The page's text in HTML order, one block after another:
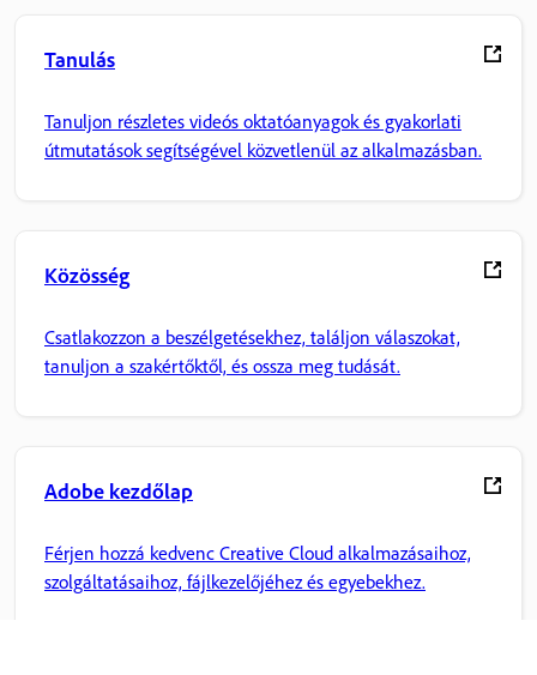
Tanulás
Tanuljon részletes videós oktatóanyagok és gyakorlati
útmutatások segítségével közvetlenül az alkalmazásban.
Közösség
Csatlakozzon a beszélgetésekhez, találjon válaszokat,
tanuljon a szakértőktől, és ossza meg tudását.
Adobe kezdőlap
Férjen hozzá kedvenc Creative Cloud alkalmazásaihoz,
szolgáltatásaihoz, fájlkezelőjéhez és egyebekhez.